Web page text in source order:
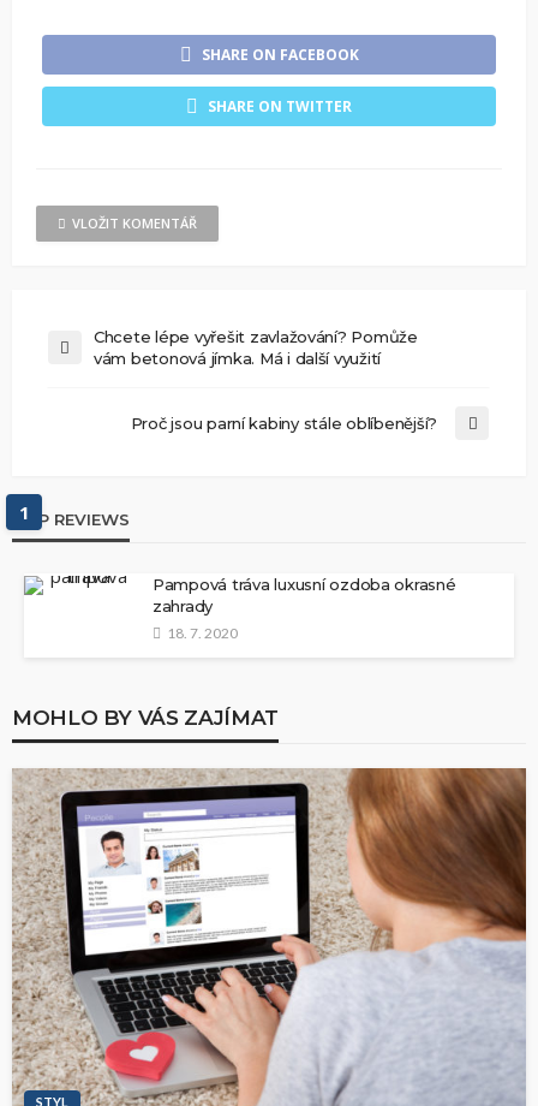
SHARE ON FACEBOOK
SHARE ON TWITTER
VLOŽIT KOMENTÁŘ
Chcete lépe vyřešit zavlažování? Pomůže
vám betonová jímka. Má i další využití
Proč jsou parní kabiny stále oblíbenější?
TOP REVIEWS
1
Pampová tráva luxusní ozdoba okrasné
zahrady
18. 7. 2020
MOHLO BY VÁS ZAJÍMAT
STYL